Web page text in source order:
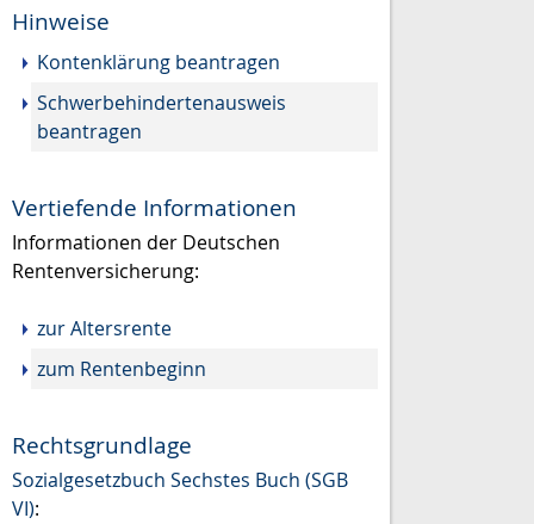
Hinweise
Kontenklärung beantragen
Schwerbehindertenausweis
beantragen
Vertiefende Informationen
Informationen der Deutschen
Rentenversicherung:
zur Altersrente
zum Rentenbeginn
Rechtsgrundlage
Sozialgesetzbuch Sechstes Buch (SGB
VI):